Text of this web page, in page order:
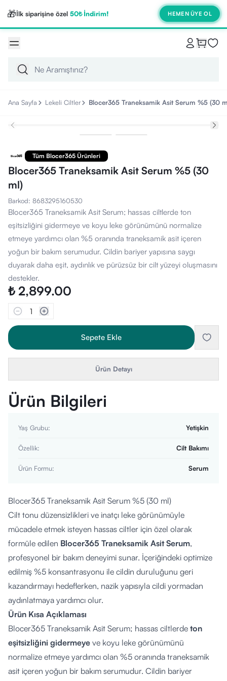
🎁İlk siparişine özel 50₺ İndirim! HEMEN ÜYE OL
Ana Sayfa Lekeli Ciltler Blocer365 Traneksamik Asit Serum %5 (30
Tüm Blocer365 Ürünleri
Blocer365 Traneksamik Asit Serum %5 (30
ml)
Barkod: 8683295160530
Blocer365 Traneksamik Asit Serum; hassas ciltlerde ton
eşitsizliğini gidermeye ve koyu leke görünümünü normalize
etmeye yardımcı olan %5 oranında traneksamik asit içeren
yoğun bir bakım serumudur. Cildin bariyer yapısına saygı
duyarak daha eşit, aydınlık ve pürüzsüz bir cilt yüzeyi oluşmasını
destekler.
₺ 2,899.00
1
Sepete Ekle
Ürün Detayı
Ürün Bilgileri
Yaş Grubu: Yetişkin
Özellik: Cilt Bakımı
Ürün Formu: Serum
Blocer365 Traneksamik Asit Serum %5 (30 ml)
Cilt tonu düzensizlikleri ve inatçı leke görünümüyle
mücadele etmek isteyen hassas ciltler için özel olarak
formüle edilen Blocer365 Traneksamik Asit Serum,
profesyonel bir bakım deneyimi sunar. İçeriğindeki optimize
edilmiş %5 konsantrasyonu ile cildin duruluğunu geri
kazandırmayı hedeflerken, nazik yapısıyla cildi yormadan
aydınlatmaya yardımcı olur.
Ürün Kısa Açıklaması
Blocer365 Traneksamik Asit Serum; hassas ciltlerde ton
eşitsizliğini gidermeye ve koyu leke görünümünü
normalize etmeye yardımcı olan %5 oranında traneksamik
asit içeren yoğun bir bakım serumudur. Cildin bariyer